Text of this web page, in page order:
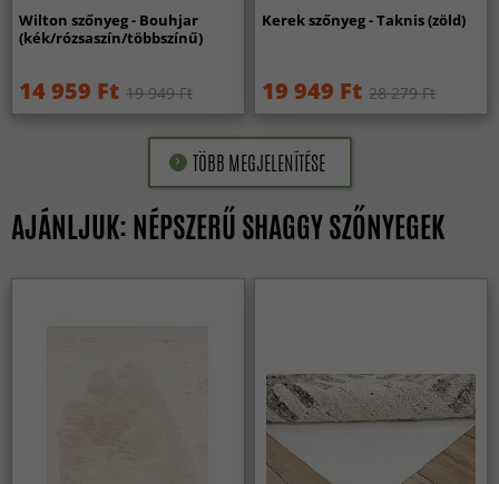
Wilton szőnyeg - Bouhjar
(kék/rózsaszín/többszínű)
14 959 Ft 19 949 Ft
Kerek szőnyeg - Taknis (zöld)
19 949 Ft 28 279 Ft
TÖBB MEGJELENÍTÉSE
AJÁNLJUK: NÉPSZERŰ SHAGGY SZŐNYEGEK